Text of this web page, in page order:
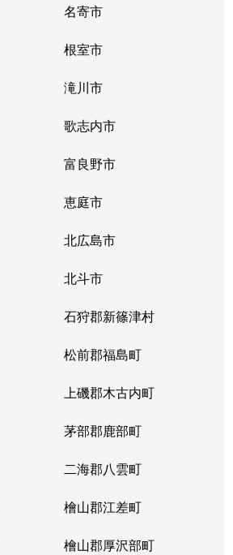
名寄市
根室市
滝川市
歌志内市
富良野市
恵庭市
北広島市
北斗市
石狩郡新篠津村
松前郡福島町
上磯郡木古内町
茅部郡鹿部町
二海郡八雲町
檜山郡江差町
檜山郡厚沢部町